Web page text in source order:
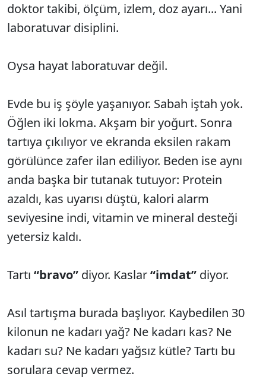
doktor takibi, ölçüm, izlem, doz ayarı... Yani
laboratuvar disiplini.
Oysa hayat laboratuvar değil.
Evde bu iş şöyle yaşanıyor. Sabah iştah yok.
Öğlen iki lokma. Akşam bir yoğurt. Sonra
tartıya çıkılıyor ve ekranda eksilen rakam
görülünce zafer ilan ediliyor. Beden ise aynı
anda başka bir tutanak tutuyor: Protein
azaldı, kas uyarısı düştü, kalori alarm
seviyesine indi, vitamin ve mineral desteği
yetersiz kaldı.
Tartı “bravo” diyor. Kaslar“imdat” diyor.
Asıl tartışma burada başlıyor. Kaybedilen 30
kilonun ne kadarı yağ? Ne kadarı kas? Ne
kadarı su? Ne kadarı yağsız kütle? Tartı bu
sorulara cevap vermez.